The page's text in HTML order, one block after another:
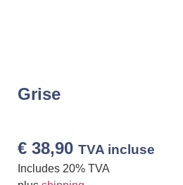
Grise
€ 38,90 TVA incluse
Includes 20% TVA